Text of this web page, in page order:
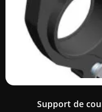
Support de